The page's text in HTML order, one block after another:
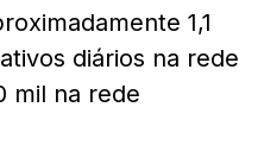
1,1
diários na rede
mil na rede